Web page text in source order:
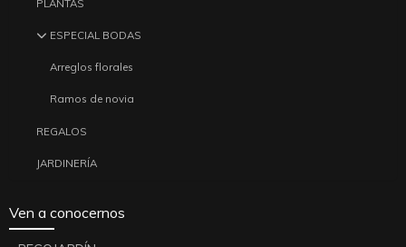
PLANTAS
ESPECIAL BODAS
Arreglos florales
Ramos de novia
REGALOS
JARDINERÍA
Ven a conocernos